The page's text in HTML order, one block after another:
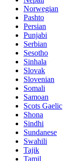
Norwegian
Pashto
Persian
Punjabi
Serbian
Sesotho
Sinhala
Slovak
Slovenian
Somali
Samoan
Scots Gaelic
Shona
Sindhi
Sundanese
Swahili
Tajik
Tamil